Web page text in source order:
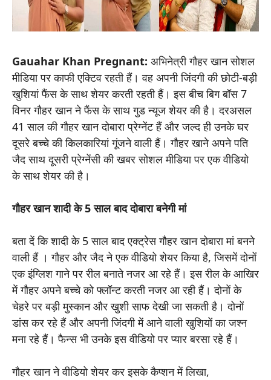
Gauahar Khan Pregnant: अभिनेत्री गौहर खान सोशल
मीडिया पर काफी एक्टिव रहती हैं। वह अपनी जिंदगी की छोटी-बड़ी
खुशियां फैंस के साथ शेयर करती रहती हैं। इस बीच बिग बॉस 7
विनर गौहर खान ने फैंस के साथ गुड न्यूज शेयर की है। दरअसल
41 साल की गौहर खान दोबारा प्रेग्नेंट हैं और जल्द ही उनके घर
दूसरे बच्चे की किलकारियां गूंजने वाली हैं। गौहर खाने अपने पति
जैद साथ दूसरी प्रेग्नेंसी की खबर सोशल मीडिया पर एक वीडियो
के साथ शेयर की है।
गौहर खान शादी के 5 साल बाद दोबारा बनेगी मां
बता दें कि शादी के 5 साल बाद एक्ट्रेस गौहर खान दोबारा मां बनने
वाली हैं । गौहर और जैद ने एक वीडियो शेयर किया है, जिसमें दोनों
एक इंग्लिश गाने पर रील बनाते नजर आ रहे हैं। इस रील के आखिर
में गौहर अपने बच्चे को फ्लॉन्ट करती नजर आ रही हैं। दोनों के
चेहरे पर बड़ी मुस्कान और खुशी साफ देखी जा सकती है। दोनों
डांस कर रहे हैं और अपनी जिंदगी में आने वाली खुशियों का जश्न
मना रहे हैं। फैन्स भी उनके इस वीडियो पर प्यार बरसा रहे हैं।
गौहर खान ने वीडियो शेयर कर इसके कैप्शन में लिखा,